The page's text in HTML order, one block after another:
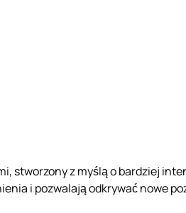
stworzony z myślą o bardziej
i pozwalają odkrywać nowe